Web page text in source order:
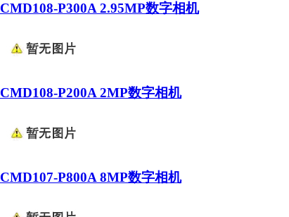
CMD108-P300A 2.95MP数字相机
CMD108-P200A 2MP数字相机
CMD107-P800A 8MP数字相机